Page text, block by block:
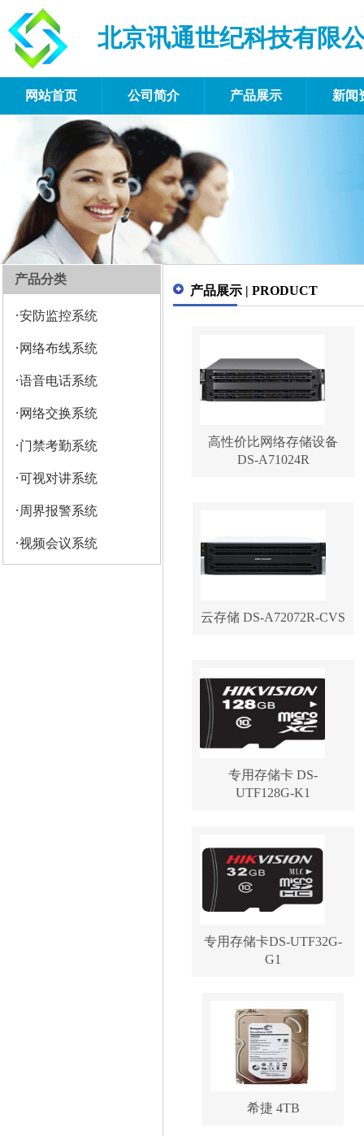
北京讯通世纪科技有限
网站首页 公司简介 产品展示 新闻
产品分类
·安防监控系统
·网络布线系统
·语音电话系统
·网络交换系统
·门禁考勤系统
·可视对讲系统
·周界报警系统
·视频会议系统
产品展示 | PRODUCT
高性价比网络存储设备
DS-A71024R
云存储 DS-A72072R-CVS
专用存储卡 DS-
UTF128G-K1
专用存储卡DS-UTF32G-
G1
希捷 4TB